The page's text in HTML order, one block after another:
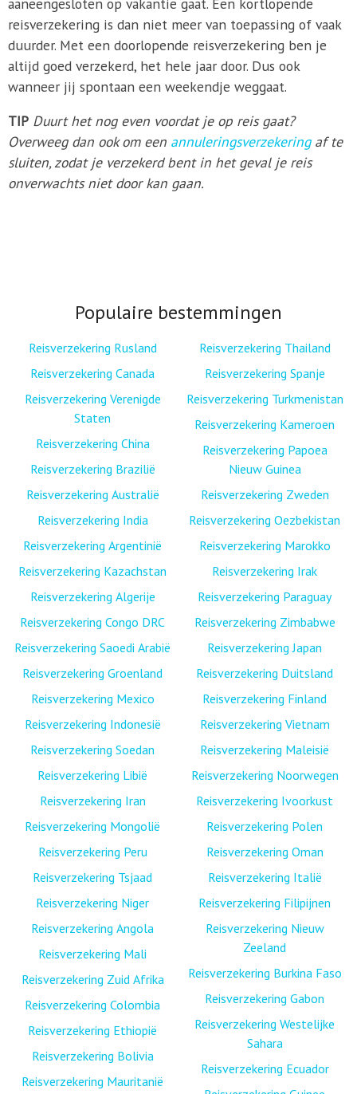
reisverzekering is dan niet meer van toepassing of vaak
duurder. Met een doorlopende reisverzekering ben je
altijd goed verzekerd, het hele jaar door. Dus ook
wanneer jij spontaan een weekendje weggaat.
TIP Duurt het nog even voordat je op reis gaat?
Overweeg dan ook om een annuleringsverzekeringaf te
sluiten, zodat je verzekerd bent in het geval je reis
onverwachts niet door kan gaan.
Populaire bestemmingen
Reisverzekering Rusland
Reisverzekering Canada
Reisverzekering Verenigde
Staten
Reisverzekering China
Reisverzekering Brazilië
Reisverzekering Australië
Reisverzekering India
Reisverzekering Argentinië
Reisverzekering Kazachstan
Reisverzekering Algerije
Reisverzekering Congo DRC
Reisverzekering Saoedi Arabië
Reisverzekering Groenland
Reisverzekering Mexico
Reisverzekering Indonesië
Reisverzekering Soedan
Reisverzekering Libië
Reisverzekering Iran
Reisverzekering Mongolië
Reisverzekering Peru
Reisverzekering Tsjaad
Reisverzekering Niger
Reisverzekering Angola
Reisverzekering Mali
Reisverzekering Zuid Afrika
Reisverzekering Colombia
Reisverzekering Ethiopië
Reisverzekering Bolivia
Reisverzekering Mauritanië
Reisverzekering Thailand
Reisverzekering Spanje
Reisverzekering Turkmenistan
Reisverzekering Kameroen
Reisverzekering Papoea
Nieuw Guinea
Reisverzekering Zweden
Reisverzekering Oezbekistan
Reisverzekering Marokko
Reisverzekering Irak
Reisverzekering Paraguay
Reisverzekering Zimbabwe
Reisverzekering Japan
Reisverzekering Duitsland
Reisverzekering Finland
Reisverzekering Vietnam
Reisverzekering Maleisië
Reisverzekering Noorwegen
Reisverzekering Ivoorkust
Reisverzekering Polen
Reisverzekering Oman
Reisverzekering Italië
Reisverzekering Filipijnen
Reisverzekering Nieuw
Zeeland
Reisverzekering Burkina Faso
Reisverzekering Gabon
Reisverzekering Westelijke
Sahara
Reisverzekering Ecuador